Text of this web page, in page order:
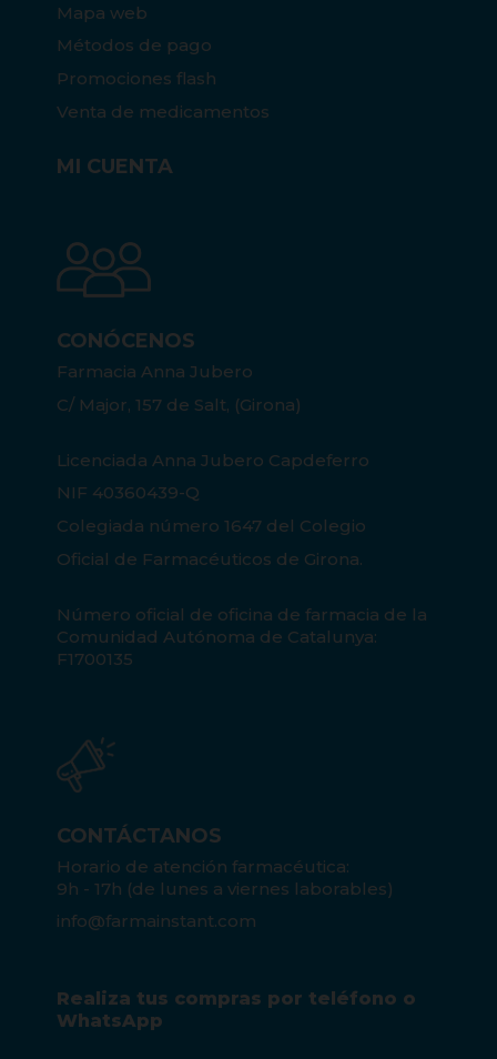
Mapa web
Métodos de pago
Promociones flash
Venta de medicamentos
MI CUENTA
CONÓCENOS
Farmacia Anna Jubero
C/ Major, 157 de Salt, (Girona)
Licenciada Anna Jubero Capdeferro
NIF 40360439-Q
Colegiada número 1647 del Colegio
Oficial de Farmacéuticos de Girona.
Número oficial de oficina de farmacia de la
Comunidad Autónoma de Catalunya:
F1700135
CONTÁCTANOS
Horario de atención farmacéutica:
9h - 17h (de lunes a viernes laborables)
info@farmainstant.com
Realiza tus compras por teléfono o
WhatsApp